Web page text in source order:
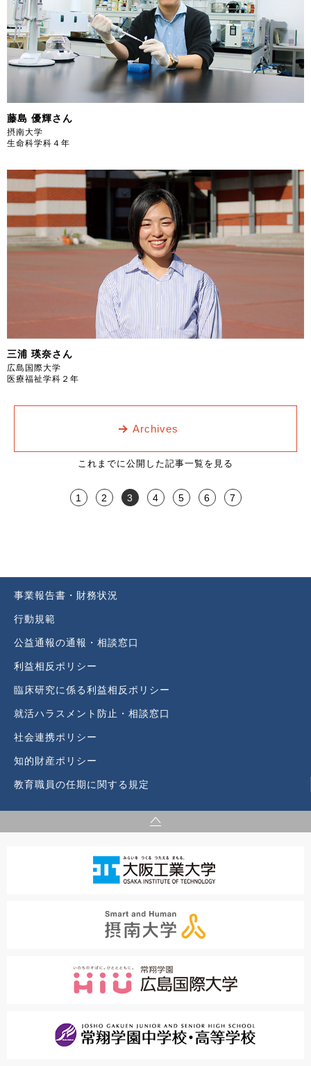
摂南大学
生命科学科４年
藤島 優輝さん
広島国際大学
医療福祉学科２年
三浦 瑛奈さん
Archives
これまでに公開した記事一覧を見る
1 2 3 4 5 6 7
事業報告書・財務状況
行動規範
公益通報の通報・相談窓口
利益相反ポリシー
臨床研究に係る利益相反ポリシー
就活ハラスメント防止・相談窓口
社会連携ポリシー
知的財産ポリシー
教育職員の任期に関する規定